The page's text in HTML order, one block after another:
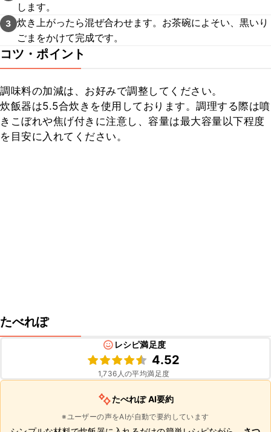
します。
3 炊き上がったら混ぜ合わせます。お茶碗によそい、黒いり
ごまをかけて完成です。
コツ・ポイント
調味料の加減は、お好みで調整してください。
炊飯器は5.5合炊きを使用しております。調理する際は噴
きこぼれや焦げ付きに注意し、容量は最大容量以下程度
を目安に入れてください。
たべれぽ
レシピ満足度
4.52
1,736 人の平均満足度
たべれぽ AI要約
※ユーザーの声をAIが自動で要約しています